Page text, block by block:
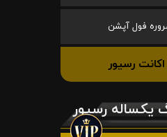
رسیور
یکساله رسیور